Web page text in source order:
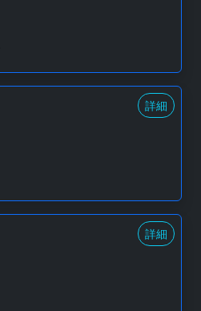
詳細
詳細